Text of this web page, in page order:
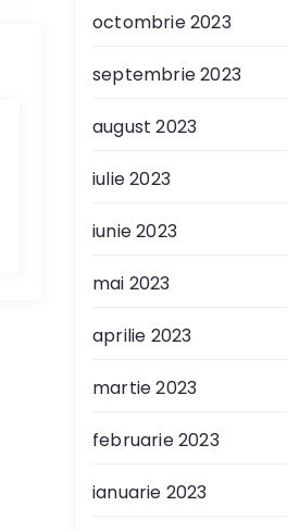
octombrie 2023
septembrie 2023
august 2023
iulie 2023
iunie 2023
mai 2023
aprilie 2023
martie 2023
februarie 2023
ianuarie 2023